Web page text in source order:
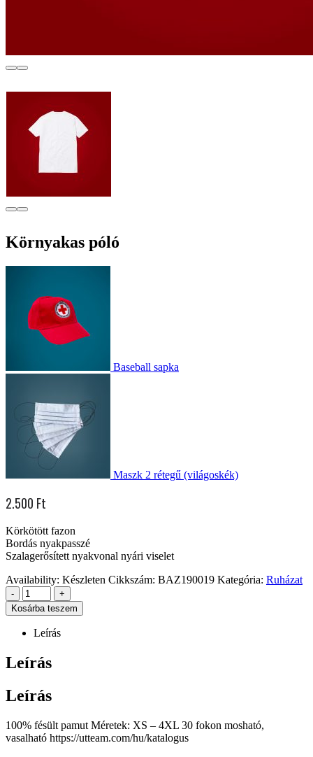
Környakas póló
Baseball sapka
Maszk 2 rétegű (világoskék)
2.500 Ft
Körkötött fazon
Bordás nyakpasszé
Szalagerősített nyakvonal nyári viselet
Availability: Készleten Cikkszám: BAZ190019 Kategória: Ruházat
-
+
Kosárba teszem
Leírás
Leírás
Leírás
100% fésült pamut Méretek: XS – 4XL 30 fokon mosható,
vasalható https://utteam.com/hu/katalogus